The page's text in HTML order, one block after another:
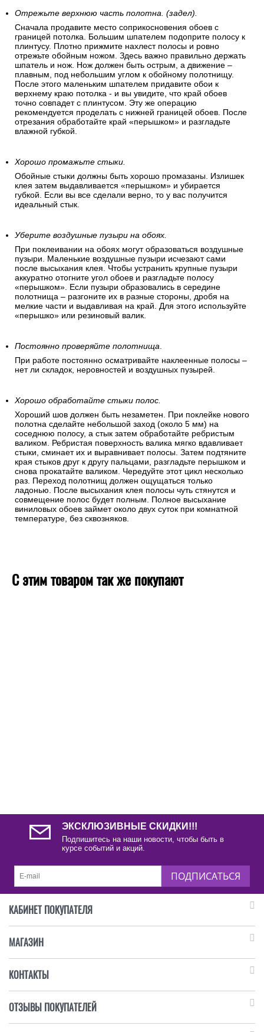
Отрежьте верхнюю часть полотна. (задел).
Сначала продавите место соприкосновения обоев с
границей потолка. Большим шпателем подоприте полосу к
плинтусу. Плотно прижмите нахлест полосы и ровно
отрежьте обойным ножом. Здесь важно правильно держать
шпатель и нож. Нож должен быть острым, а движение –
плавным, под небольшим углом к обойному полотнищу.
После этого маленьким шпателем придавите обои к
верхнему краю потолка - и вы увидите, что край обоев
точно совпадет с плинтусом. Эту же операцию
рекомендуется проделать с нижней границей обоев. После
отрезания обработайте край «перышком» и разгладьте
влажной губкой.
Хорошо промажьте стыки.
Обойные стыки должны быть хорошо промазаны. Излишек
клея затем выдавливается «перышком» и убирается
губкой. Если вы все сделали верно, то у вас получится
идеальный стык.
Уберите воздушные пузыри на обоях.
При поклеивании на обоях могут образоваться воздушные
пузыри. Маленькие воздушные пузыри исчезают сами
после высыхания клея. Чтобы устранить крупные пузыри
аккуратно отогните угол обоев и разгладьте полосу
«перышком». Если пузыри образовались в середине
полотнища – разгоните их в разные стороны, дробя на
мелкие части и выдавливая на край. Для этого используйте
«перышко» или резиновый валик.
Постоянно проверяйте полотнища.
При работе постоянно осматривайте наклеенные полосы –
нет ли складок, неровностей и воздушных пузырей.
Хорошо обработайте стыки полос.
Хороший шов должен быть незаметен. При поклейке нового
полотна сделайте небольшой заход (около 5 мм) на
соседнюю полосу, а стык затем обработайте ребристым
валиком. Ребристая поверхность валика мягко вдавливает
стыки, сминает их и выравнивает полосы. Затем подтяните
края стыков друг к другу пальцами, разгладьте перышком и
снова прокатайте валиком. Чередуйте этот цикл несколько
раз. Переход полотнищ должен ощущаться только
ладонью. После высыхания клея полосы чуть стянутся и
совмещение полос будет полным. Полное высыхание
виниловых обоев займет около двух суток при комнатной
температуре, без сквозняков.
С этим товаром так же покупают
ЭКСКЛЮЗИВНЫЕ СКИДКИ!!!
Подпишитесь на наши новости, чтобы быть в
курсе событий и акций.
ПОДПИСАТЬСЯ
КАБИНЕТ ПОКУПАТЕЛЯ
МАГАЗИН
КОНТАКТЫ
ОТЗЫВЫ ПОКУПАТЕЛЕЙ